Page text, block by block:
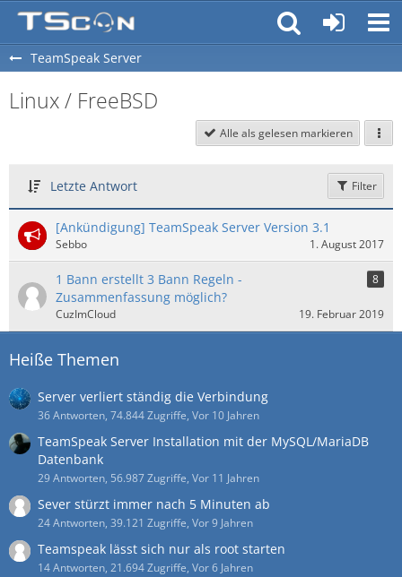
TeamSpeak Server
Linux / FreeBSD
Alle als gelesen markieren
Letzte Antwort Filter
[Ankündigung] TeamSpeak Server Version 3.1
Sebbo 1. August 2017
1 Bann erstellt 3 Bann Regeln -
Zusammenfassung möglich?
8
CuzImCloud 19. Februar 2019
Heiße Themen
Server verliert ständig die Verbindung
36 Antworten, 74.844 Zugriffe, Vor 10 Jahren
TeamSpeak Server Installation mit der MySQL/MariaDB
Datenbank
29 Antworten, 56.987 Zugriffe, Vor 11 Jahren
Sever stürzt immer nach 5 Minuten ab
24 Antworten, 39.121 Zugriffe, Vor 9 Jahren
Teamspeak lässt sich nur als root starten
14 Antworten, 21.694 Zugriffe, Vor 6 Jahren